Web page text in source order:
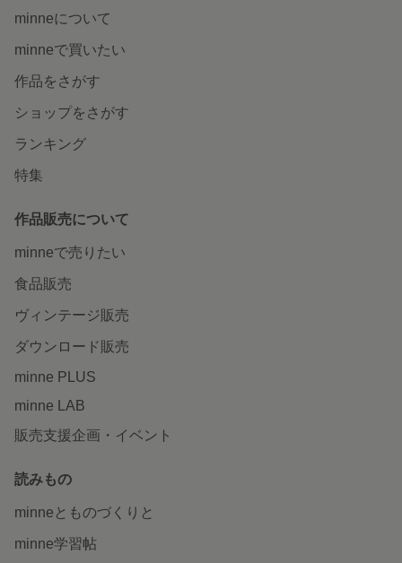
minneについて
minneで買いたい
作品をさがす
ショップをさがす
ランキング
特集
作品販売について
minneで売りたい
食品販売
ヴィンテージ販売
ダウンロード販売
minne PLUS
minne LAB
販売支援企画・イベント
読みもの
minneとものづくりと
minne学習帖